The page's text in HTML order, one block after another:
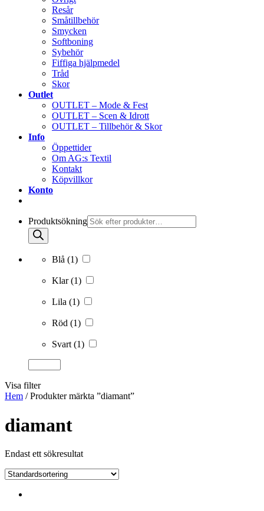
Resår
Småtillbehör
Smycken
Softboning
Sybehör
Fiffiga hjälpmedel
Tråd
Skor
Outlet
OUTLET – Mode & Fest
OUTLET – Scen & Idrott
OUTLET – Tillbehör & Skor
Info
Öppettider
Om AG:s Textil
Kontakt
Köpvillkor
Konto
Produktsökning
Blå (1)
Klar(1)
Lila (1)
Röd (1)
Svart(1)
Visa filter
Hem / Produkter märkta ”diamant”
diamant
Endast ett sökresultat